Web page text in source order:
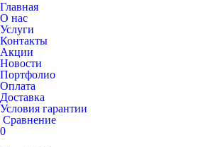
Главная
О нас
Услуги
Контакты
Акции
Новости
Портфолио
Оплата
Доставка
Условия гарантии
Сравнение
0